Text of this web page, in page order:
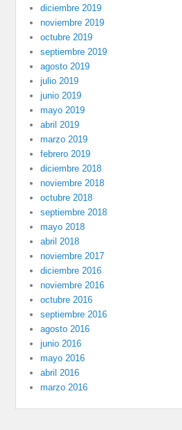
diciembre 2019
noviembre 2019
octubre 2019
septiembre 2019
agosto 2019
julio 2019
junio 2019
mayo 2019
abril 2019
marzo 2019
febrero 2019
diciembre 2018
noviembre 2018
octubre 2018
septiembre 2018
mayo 2018
abril 2018
noviembre 2017
diciembre 2016
noviembre 2016
octubre 2016
septiembre 2016
agosto 2016
junio 2016
mayo 2016
abril 2016
marzo 2016